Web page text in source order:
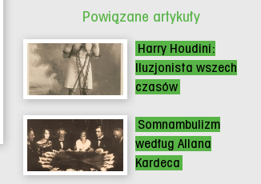
Powiązane artykuły
Harry Houdini:
Iluzjonista wszech
czasów
Somnambulizm
według Allana
Kardeca